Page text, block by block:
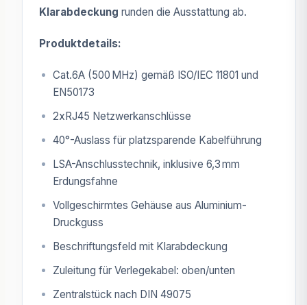
Klarabdeckung runden die Ausstattung ab.
Produktdetails:
Cat.6A (500 MHz) gemäß ISO/IEC 11801 und
EN50173
2xRJ45 Netzwerkanschlüsse
40°-Auslass für platzsparende Kabelführung
LSA-Anschlusstechnik, inklusive 6,3 mm
Erdungsfahne
Vollgeschirmtes Gehäuse aus Aluminium-
Druckguss
Beschriftungsfeld mit Klarabdeckung
Zuleitung für Verlegekabel: oben/unten
Zentralstück nach DIN 49075